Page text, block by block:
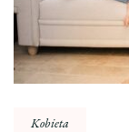
Kobieta